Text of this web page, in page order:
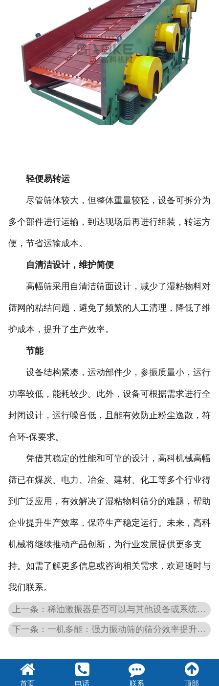
轻便易转运
尽管筛体较大，但整体重量较轻，设备可拆分为
多个部件进行运输，到达现场后再进行组装，转运方
便，节省运输成本。
自清洁设计，维护简便
高幅筛采用自清洁筛面设计，减少了湿粘物料对
筛网的粘结问题，避免了频繁的人工清理，降低了维
护成本，提升了生产效率。
节能
设备结构紧凑，运动部件少，参振质量小，运行
功率较低，能耗较少。此外，设备可根据需求进行全
封闭设计，运行噪音低，且能有效防止粉尘逸散，符
合环-保要求。
凭借其稳定的性能和可靠的设计，高科机械高幅
筛已在煤炭、电力、冶金、建材、化工等多个行业得
到广泛应用，有效解决了湿粘物料筛分的难题，帮助
企业提升生产效率，保障生产稳定运行。未来，高科
机械将继续推动产品创新，为行业发展提供更多支
持。如需了解更多信息或咨询相关需求，欢迎随时与
我们联系。
上一条：稀油激振器是否可以与其他设备或系统集成使用？
下一条：一机多能：强力振动筛的筛分效率提升之道
首页 电话 联系 顶部